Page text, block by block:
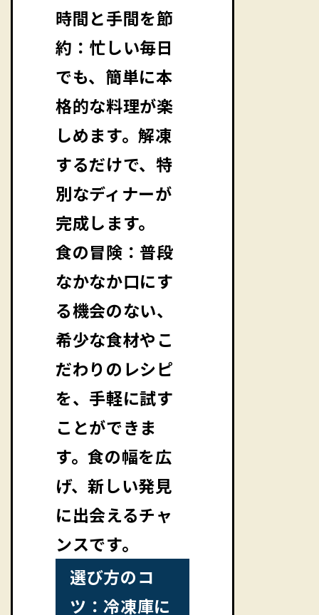
時間と手間を節
約：忙しい毎日
でも、簡単に本
格的な料理が楽
しめます。解凍
するだけで、特
別なディナーが
完成します。
食の冒険：普段
なかなか口にす
る機会のない、
希少な食材やこ
だわりのレシピ
を、手軽に試す
ことができま
す。食の幅を広
げ、新しい発見
に出会えるチャ
ンスです。
選び方のコ
ツ：冷凍庫に